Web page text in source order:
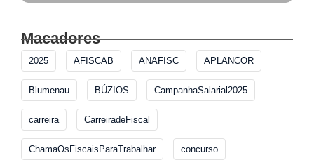
Macadores
2025 AFISCAB ANAFISC APLANCOR
Blumenau BÚZIOS CampanhaSalarial2025
carreira CarreiradeFiscal
ChamaOsFiscaisParaTrabalhar concurso